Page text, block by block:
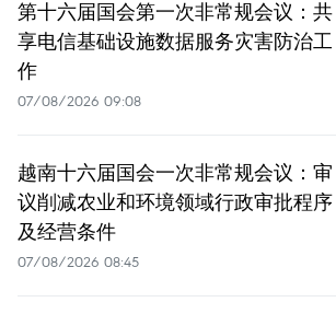
第十六届国会第一次非常规会议：共
享电信基础设施数据服务灾害防治工
作
07/08/2026 09:08
越南十六届国会一次非常规会议：审
议削减农业和环境领域行政审批程序
及经营条件
07/08/2026 08:45